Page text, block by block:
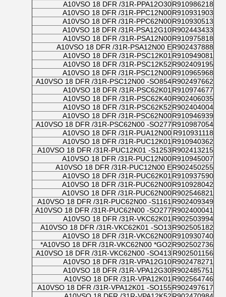
R910986218
A10VSO 18 DFR /31R-PPA12O30
R910931903
A10VSO 18 DFR /31R-PPC12N00
R910930513
A10VSO 18 DFR /31R-PPC62N00
R902443433
A10VSO 18 DFR /31R-PSA12G10
R910975818
A10VSO 18 DFR /31R-PSA12N00
R902437888
A10VSO 18 DFR /31R-PSA12N00 E
R910949081
A10VSO 18 DFR /31R-PSC12K01
R902409195
A10VSO 18 DFR /31R-PSC12K52
R910965968
A10VSO 18 DFR /31R-PSC12N00
R902497662
A10VSO 18 DFR /31R-PSC12N00 -SO854
R910974677
A10VSO 18 DFR /31R-PSC62K01
R902406035
A10VSO 18 DFR /31R-PSC62K40
R902404004
A10VSO 18 DFR /31R-PSC62K52
R910946939
A10VSO 18 DFR /31R-PSC62N00
R910987054
A10VSO 18 DFR /31R-PSC62N00 -SO277
R910931118
A10VSO 18 DFR /31R-PUA12N00
R910940362
A10VSO 18 DFR /31R-PUC12K01
R902413215
A10VSO 18 DFR /31R-PUC12K01 -S1253
R910945007
A10VSO 18 DFR /31R-PUC12N00
R902450255
A10VSO 18 DFR /31R-PUC12N00 E
R910937590
A10VSO 18 DFR /31R-PUC62K01
R910928042
A10VSO 18 DFR /31R-PUC62N00
R902546821
A10VSO 18 DFR /31R-PUC62N00
R902409349
A10VSO 18 DFR /31R-PUC62N00 -S1161
R902400041
A10VSO 18 DFR /31R-PUC62N00 -SO277
R902503994
A10VSO 18 DFR /31R-VKC62K01
R902505182
A10VSO 18 DFR /31R-VKC62K01 -SO13
R910930740
A10VSO 18 DFR /31R-VKC62N00
R902502736
A10VSO 18 DFR /31R-VKC62N00 *GO2*
R902501156
A10VSO 18 DFR /31R-VKC62N00 -SO413
R902478271
A10VSO 18 DFR /31R-VPA12G10
R902485751
A10VSO 18 DFR /31R-VPA12G30
R902564746
A10VSO 18 DFR /31R-VPA12K01
R902497617
A10VSO 18 DFR /31R-VPA12K01 -SO155